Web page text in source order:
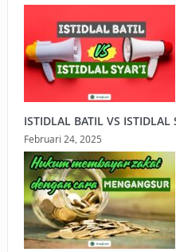
ISTIDLAL BATIL VS ISTIDLAL
Februari 24, 2025